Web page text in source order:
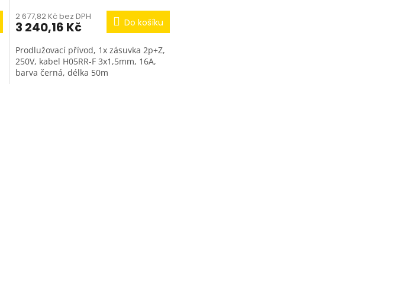
2 677,82 Kč bez DPH
3 240,16 Kč Do košíku
Prodlužovací přívod, 1x zásuvka 2p+Z,
250V, kabel H05RR-F 3x1,5mm, 16A,
barva černá, délka 50m